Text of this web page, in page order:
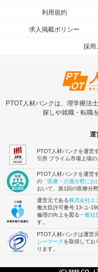
利用規約
求人掲載ポリシー
採用
PTOT人材バンクは、理学療法
探しや就職・転職
運
PTOT人材バンクを運営
引所 プライム市場上場の
PTOT人材バンクを運営
の 「医療・介護分野に
おいて、第1回の医療分
運営元である株式会社エ
働大臣許可番号 13-ユ-
倫理の向上を図る一般社
す。
PTOT人材バンクは運営
シーマーク を取得してお
ります。